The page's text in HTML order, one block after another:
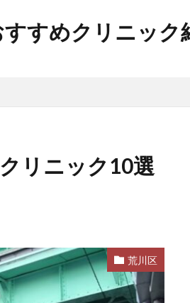
すすめクリニッ
リニック10選
荒川区